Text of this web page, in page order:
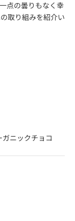
点の曇りもなく幸
取り組みを紹介い
ニックチョコ